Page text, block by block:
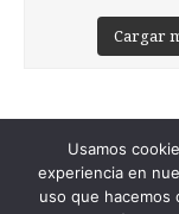
Cargar
Usamos
experiencia en
uso que hacemos